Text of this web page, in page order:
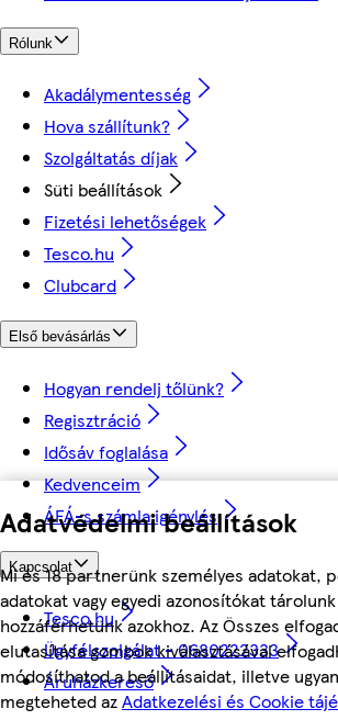
Adatvédelmi beállítások
Mi és 18 partnerünk személyes adatokat,
adatokat vagy egyedi azonosítókat
hozzáférhetünk azokhoz. Az Összes
elutasítása gombok kiválasztásával
módosíthatod a beállításaidat, illetve
megteheted azAdatkezelési és Cookie
Rólunk
Akadálymentesség
Hova szállítunk?
Szolgáltatás díjak
Süti beállítások
Fizetési lehetőségek
Tesco.hu
Clubcard
Első bevásárlás
Hogyan rendelj tőlünk?
Regisztráció
Idősáv foglalása
Kedvenceim
ÁFÁ-s számla igénylés
Kapcsolat
Tesco.hu
Ügyfélszolgálat - 0680222333
Áruházkereső